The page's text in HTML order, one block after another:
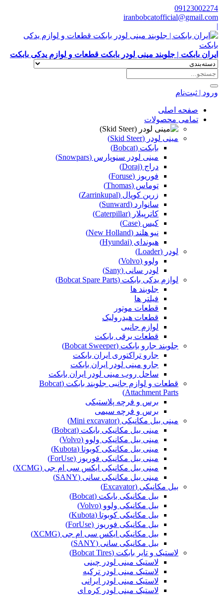
09123002274
iranbobcatofficial@gmail.com
|
ایران بابکت | جلوبند مینی لودر بابکت قطعات و لوازم یدکی بابکت
ورود | ثبت‌نام
صفحه اصلی
تمامی محصولات
مینی لودر (Skid Steer)
بابکت (Bobcat)
مینی لودر سنوپارس (Snowpars)
دراج (Doraj)
فوریوز (Foruse)
توماس (Thomas)
زرین کوپال (Zarrinkupal)
سانوارد (Sunward)
کاترپیلار (Caterpillar)
کیس (Case)
نیو هلند (New Holland)
هیوندای (Hyundai)
لودر (Loader)
ولوو (Volvo)
لودر سانی (Sany)
لوازم یدکی بابکت (Bobcat Spare Parts)
جلوبند ها
فیلتر ها
قطعات موتور
قطعات هیدرولیک
لوازم جانبی
قطعات برقی بابکت
جلوبند جارو بابکت (Bobcat Sweeper)
جارو تراکتوری ایران بابکت
جارو مینی لودر ایران بابکت
ساحل روب مینی لودر ایران بابکت
قطعات و لوازم جانبی جلوبند بابکت (Bobcat
Attachment Parts)
برس و فرچه پلاستیکی
برس و فرچه سیمی
مینی بیل مکانیکی (Mini excavator)
مینی بیل مکانیکی بابکت (Bobcat)
مینی بیل مکانیکی ولوو (Volvo)
مینی بیل مکانیکی کوبوتا (Kubota)
مینی بیل مکانیکی فوریوز (ForUse)
مینی بیل مکانیکی ایکس سی ام جی (XCMG)
مینی بیل مکانیکی سانی (SANY)
بیل مکانیکی (Excavator)
بیل مکانیکی بابکت (Bobcat)
بیل مکانیکی ولوو (Volvo)
بیل مکانیکی کوبوتا (Kubota)
بیل مکانیکی فوریوز (ForUse)
بیل مکانیکی ایکس سی ام جی (XCMG)
بیل مکانیکی سانی (SANY)
لاستیک و تایر بابکت (Bobcat Tires)
لاستیک مینی لودر چینی
لاستیک مینی لودر ترکیه
لاستیک مینی لودر ایرانی
لاستیک مینی لودر کره ای